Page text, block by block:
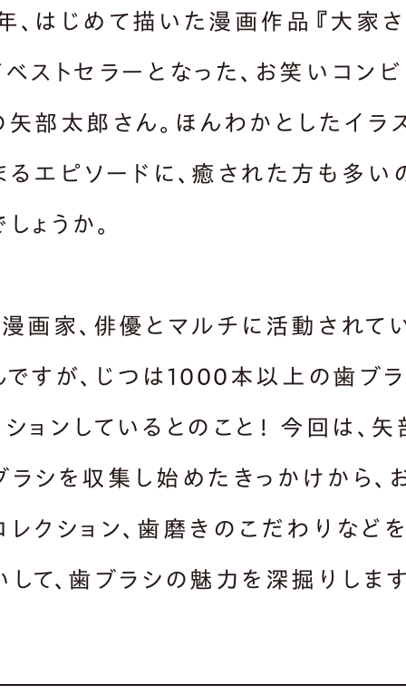
、はじめて描いた漫画作品『大家
ストセラーとなった、お笑いコンビ
矢部太郎さん。ほんわかとしたイラ
るエピソードに、癒された方も多い
ょうか。
漫画家、俳優とマルチに活動されて
ですが、じつは1000本以上の歯ブ
ョンしているとのこと！ 今回は、
ラシを収集し始めたきっかけから、
レクション、歯磨きのこだわりなど
て、歯ブラシの魅力を深掘りします